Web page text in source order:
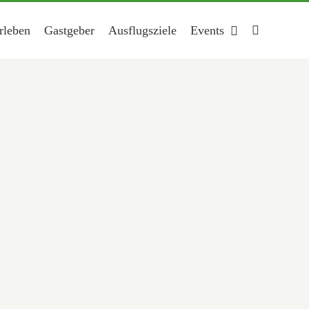
Gastgeber Ausflugsziele Events